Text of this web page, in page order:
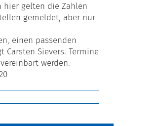
hier gelten die Zahlen
gemeldet, aber nur
einen passenden
Sievers. Termine
werden.